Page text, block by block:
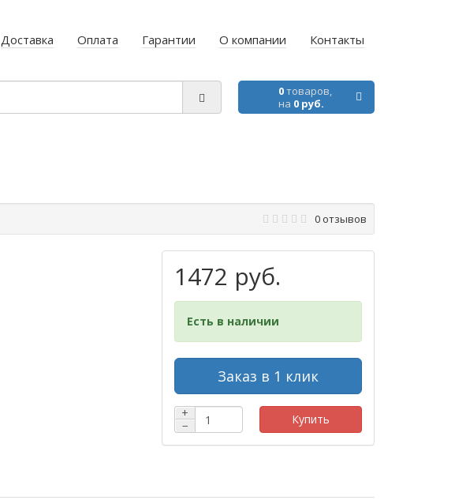
Доставка Оплата Гарантии О компании Контакты
0товаров,
на 0 руб.
0 отзывов
1472 руб.
Есть в наличии
Заказ в 1 клик
+
−
Купить